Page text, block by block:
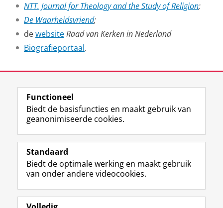
NTT. Journal for Theology and the Study of Religion;
De Waarheidsvriend;
dewebsiteRaad van Kerken in Nederland
Biografieportaal.
View this page in:English
Volg de RUG
F
a
e
b
o
L
i
k
e
I
R
S
-
f
e
I
n
t
r
Y
o
T
e
Studiekiezers
Alumni
Functioneel
Biedt de basisfuncties en maakt gebruik van
geanonimiseerde cookies.
Standaard
Biedt de optimale werking en maakt gebruik
van onder andere videocookies.